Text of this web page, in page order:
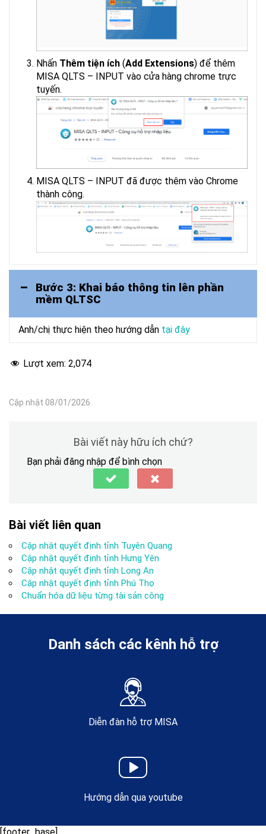
Nhấn Thêm tiện ích (Add Extensions) để thêm
MISA QLTS – INPUT vào cửa hàng chrome trực
tuyến.
MISA QLTS – INPUT đã được thêm vào Chrome
thành công.
Bước 3: Khai báo thông tin lên phần
mềm QLTSC
Anh/chị thực hiện theo hướng dẫn tại đây
Lượt xem: 2,074
Cập nhật 08/01/2026
Bài viết này hữu ích chứ?
Bạn phải đăng nhập để bình chọn
Bài viết liên quan
Cập nhật quyết định tỉnh Tuyên Quang
Cập nhật quyết định tỉnh Hưng Yên
Cập nhật quyết định tỉnh Long An
Cập nhật quyết định tỉnh Phú Thọ
Chuẩn hóa dữ liệu từng tài sản công
Danh sách các kênh hỗ trợ
Diễn đàn hỗ trợ MISA
Hướng dẫn qua youtube